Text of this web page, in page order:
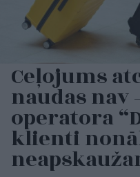
Ceļojums
naudas nav
operatora
klienti